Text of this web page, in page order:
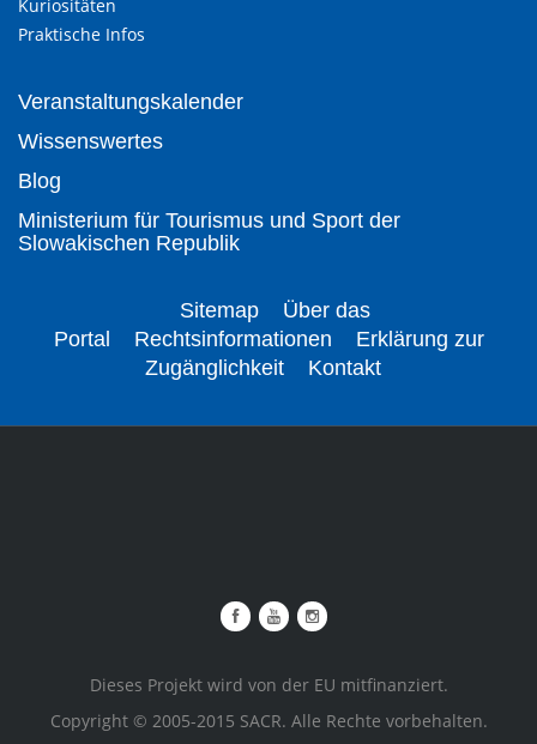
Kuriositäten
Praktische Infos
Veranstaltungskalender
Wissenswertes
Blog
Ministerium für Tourismus und Sport der
Slowakischen Republik
Sitemap
Über das
Portal
Rechtsinformationen
Erklärung zur
Zugänglichkeit
Kontakt
Dieses Projekt wird von der EU mitfinanziert.
Copyright © 2005-2015 SACR. Alle Rechte vorbehalten.